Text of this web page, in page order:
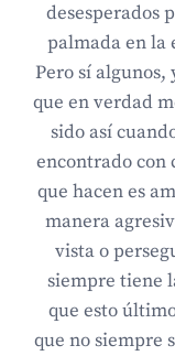
desesperados
palmada en la
Pero sí algunos,
que en verdad
sido así
encontrado con
que hacen es
manera
vista o
siempre tiene
que esto
que no siempre